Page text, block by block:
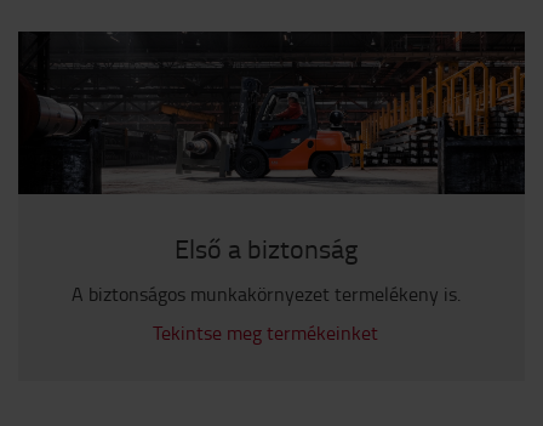
Első a biztonság
A biztonságos munkakörnyezet termelékeny is.
Tekintse meg termékeinket